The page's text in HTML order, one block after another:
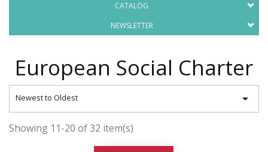
CATALOG
NEWSLETTER
European Social Charter
Newest to Oldest 
Showing 11-20 of 32 item(s)